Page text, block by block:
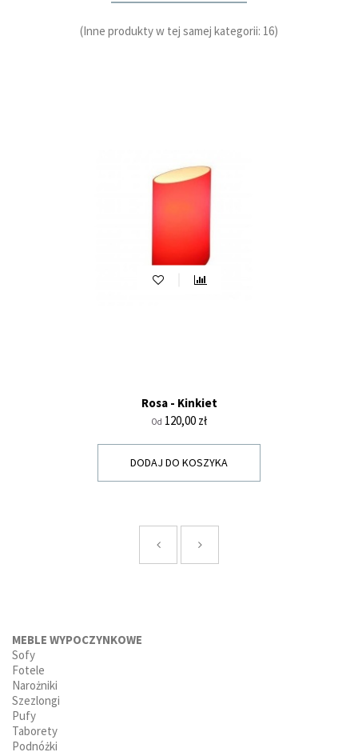
(Inne produkty w tej samej kategorii: 16)
Rosa - Kinkiet
Od Cena
120,00 zł
DODAJ DO KOSZYKA
MEBLE WYPOCZYNKOWE
Sofy
Fotele
Narożniki
Szezlongi
Pufy
Taborety
Podnóżki